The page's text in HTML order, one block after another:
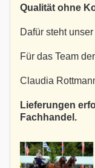
Qualität ohne
Dafür steht
Für das Team der
Claudia
Lieferungen
Fachhandel.